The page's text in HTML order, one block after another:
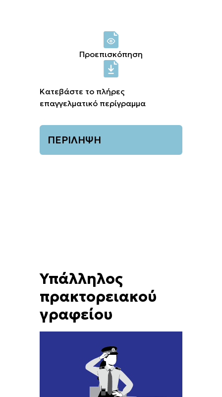
Προεπισκόπηση
Κατεβάστε το πλήρες
επαγγελματικό περίγραμμα
ΠΕΡΙΛΗΨΗ
Υπάλληλος
πρακτορειακού
γραφείου